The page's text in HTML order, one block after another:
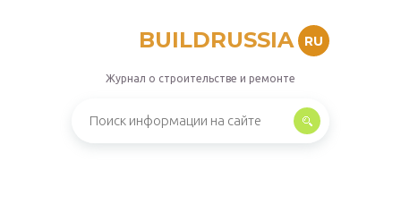
BUILDRUSSIA RU
Журнал о строительстве и ремонте